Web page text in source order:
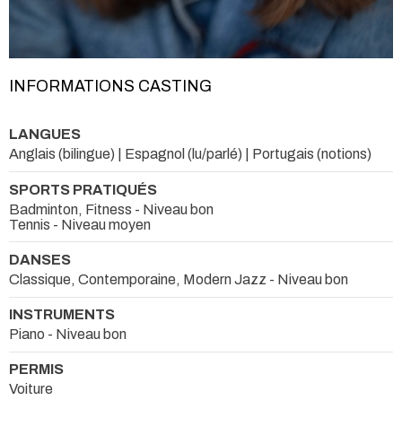
INFORMATIONS CASTING
LANGUES
Anglais (bilingue) | Espagnol (lu/parlé) | Portugais (notions)
SPORTS PRATIQUÉS
Badminton, Fitness - Niveau bon
Tennis - Niveau moyen
DANSES
Classique, Contemporaine, Modern Jazz - Niveau bon
INSTRUMENTS
Piano - Niveau bon
PERMIS
Voiture